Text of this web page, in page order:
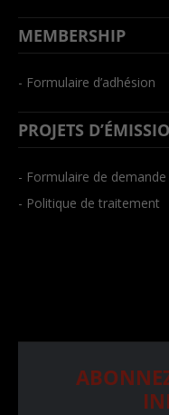
MEMBERSHIP
- Formulaire d’adhésion
PROJETS
- Formulaire de demande
- Politique de traitement